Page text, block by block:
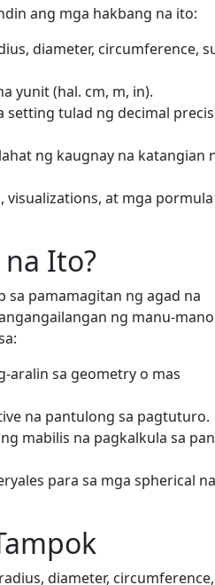
ang mga hakbang na ito:
diameter, circumference,
yunit (hal. cm, m, in).
setting tulad ng decimal
ng kaugnay na katangian
at mga
Ito?
sa pamamagitan ng agad na
ng manu-
aralin sa geometry o mas
na pantulong sa pagtuturo.
mabilis na pagkalkula sa
para sa mga spherical
diameter, circumference,